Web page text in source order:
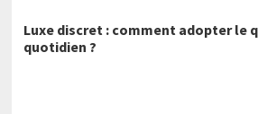
Luxe discret : comment adopter le
quotidien ?